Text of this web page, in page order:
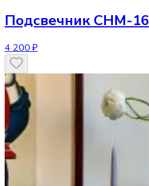
Подсвечник CHM-16
4 200 ₽